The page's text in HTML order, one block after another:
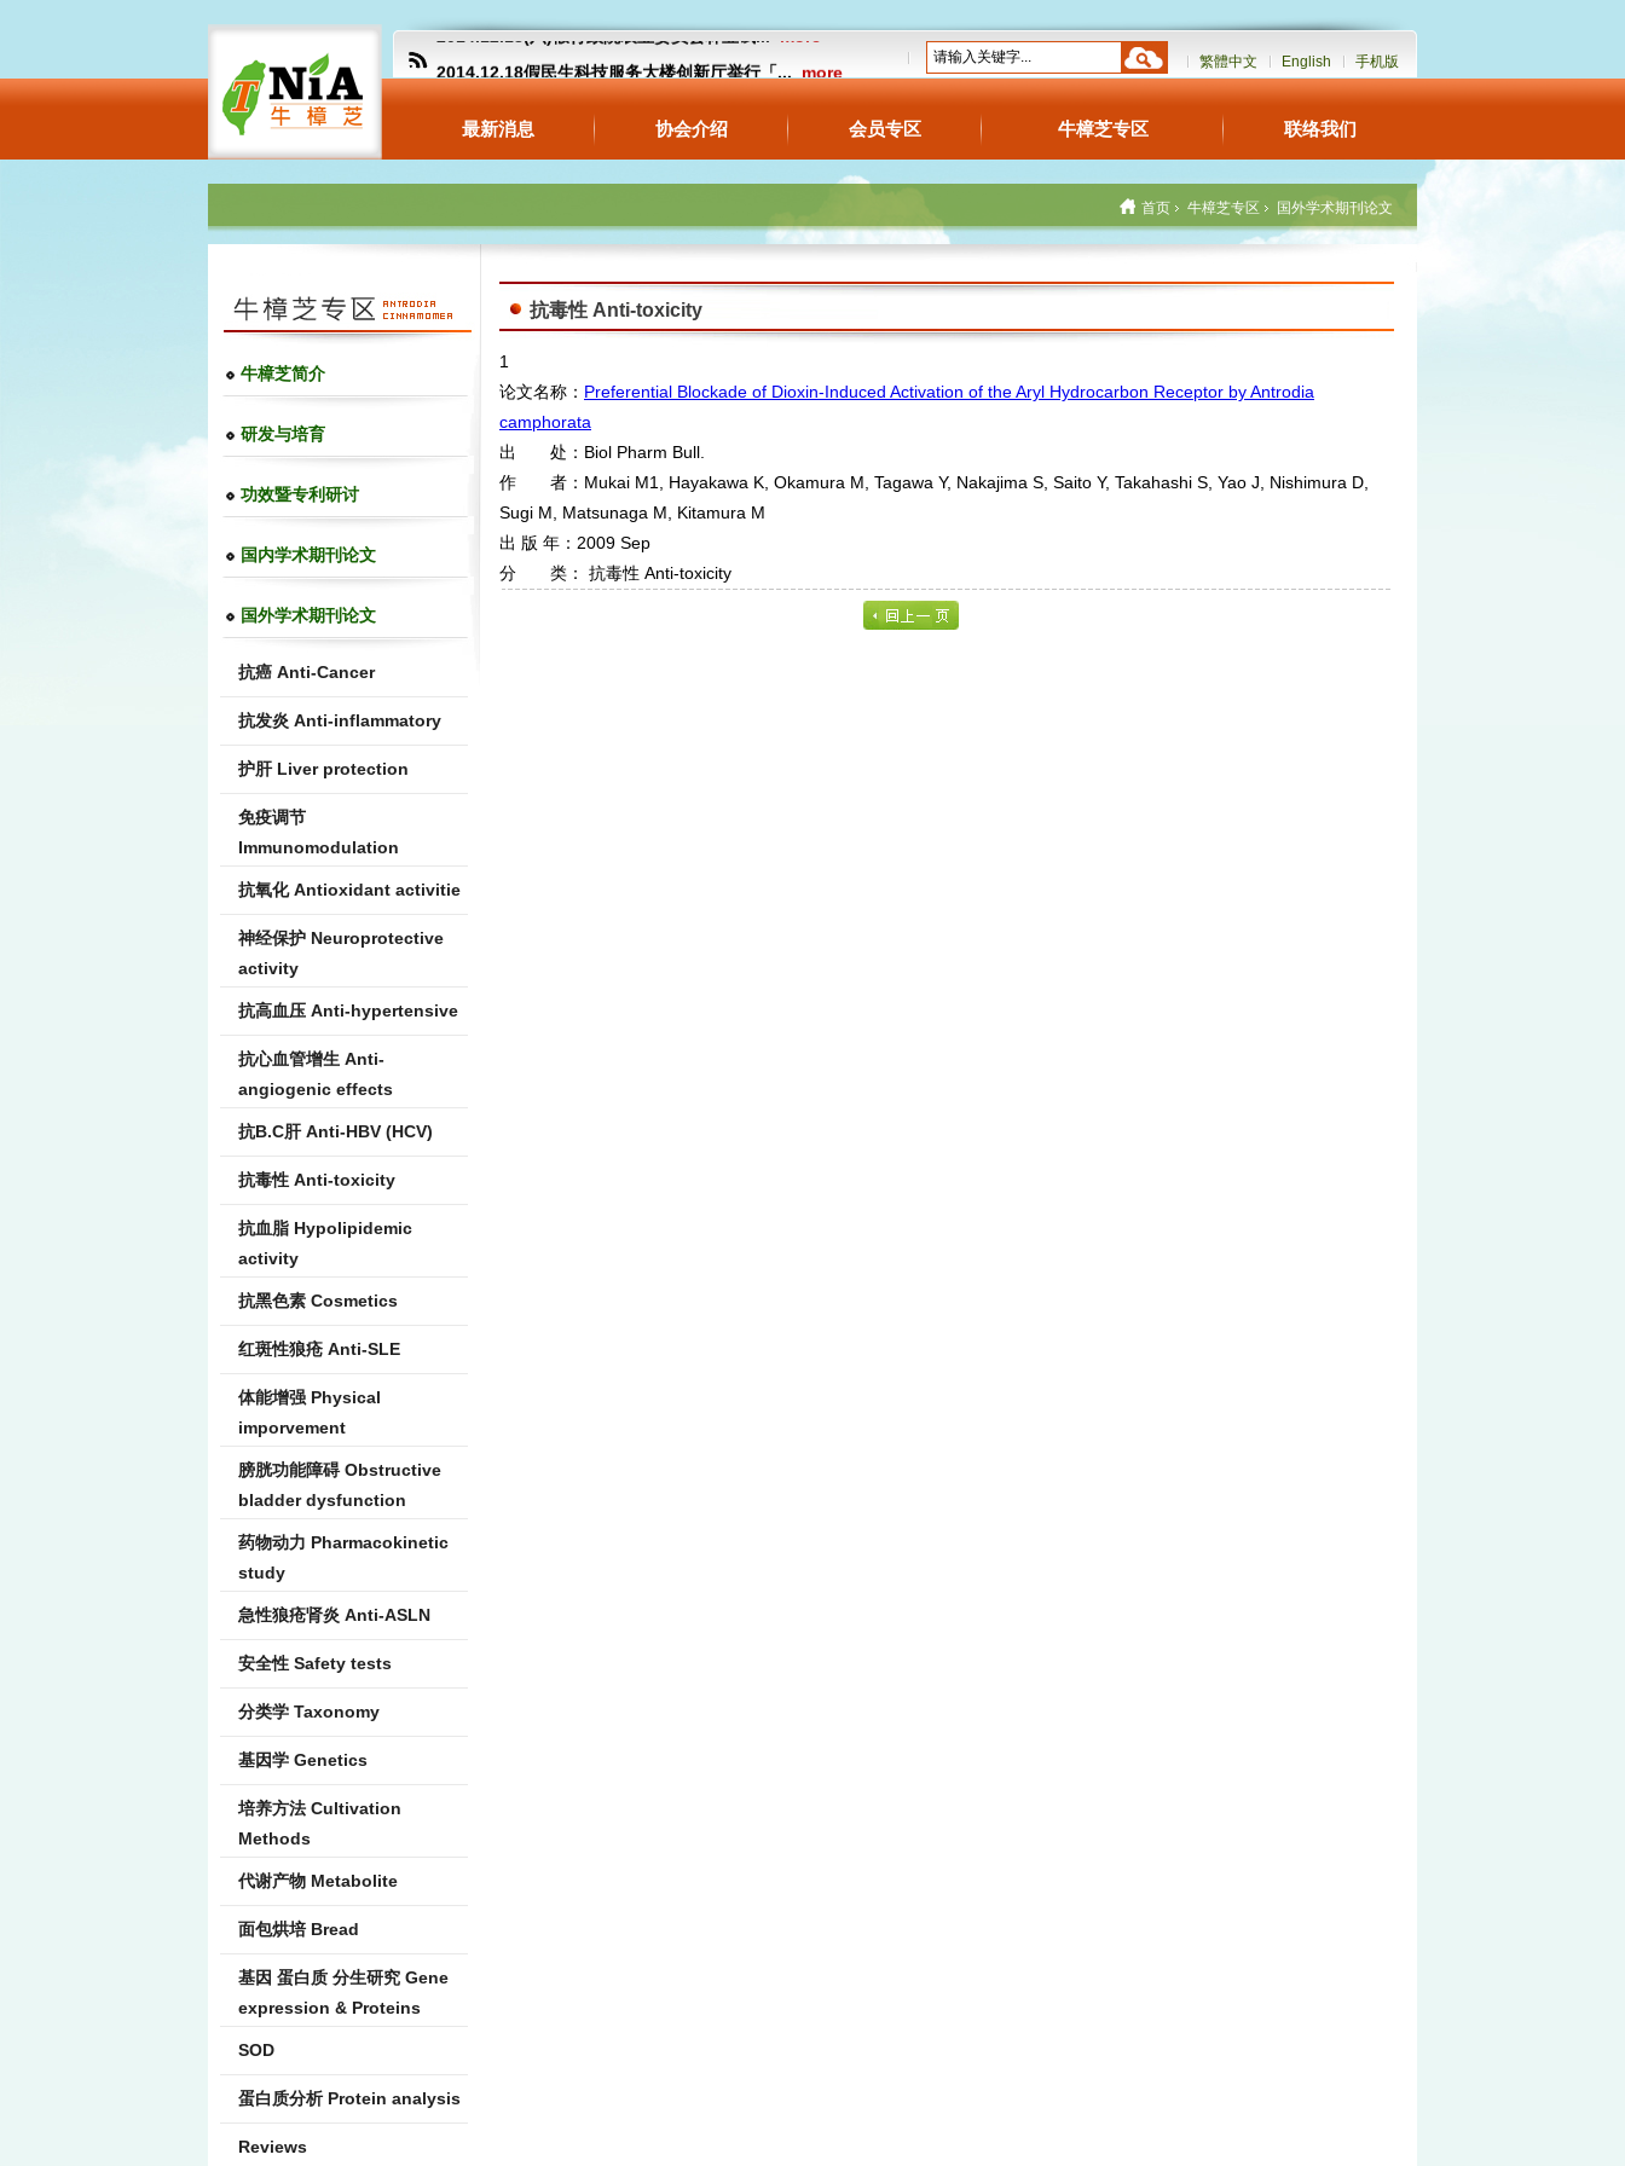
2014.12.13(六)假行政院农业委员会林业试...more
2014.12.18假民生科技服务大楼创新厅举行「... more
【卫生福利部公告】预告订定“牛樟芝食品管理及标示相...
more
繁體中文 English 手机版
最新消息 协会介绍 会员专区 牛樟芝专区 联络我们
首页 牛樟芝专区 国外学术期刊论文
牛樟芝简介
研发与培育
功效暨专利研讨
国内学术期刊论文
国外学术期刊论文
抗癌 Anti-Cancer
抗发炎 Anti-inflammatory
护肝 Liver protection
免疫调节
Immunomodulation
抗氧化 Antioxidant activitie
神经保护 Neuroprotective
activity
抗高血压 Anti-hypertensive
抗心血管增生 Anti-
angiogenic effects
抗B.C肝 Anti-HBV (HCV)
抗毒性 Anti-toxicity
抗血脂 Hypolipidemic
activity
抗黑色素 Cosmetics
红斑性狼疮 Anti-SLE
体能增强 Physical
imporvement
膀胱功能障碍 Obstructive
bladder dysfunction
药物动力 Pharmacokinetic
study
急性狼疮肾炎 Anti-ASLN
安全性 Safety tests
分类学 Taxonomy
基因学 Genetics
培养方法 Cultivation
Methods
代谢产物 Metabolite
面包烘培 Bread
基因 蛋白质 分生研究 Gene
expression & Proteins
SOD
蛋白质分析 Protein analysis
Reviews
抗毒性 Anti-toxicity
1
论文名称： Preferential Blockade of Dioxin-Induced Activation of the Aryl Hydrocarbon Receptor by Antrodia
camphorata
出 处：Biol Pharm Bull.
作 者：Mukai M1, Hayakawa K, Okamura M, Tagawa Y, Nakajima S, Saito Y, Takahashi S, Yao J, Nishimura D,
Sugi M, Matsunaga M, Kitamura M
出 版 年：2009 Sep
分 类： 抗毒性 Anti-toxicity